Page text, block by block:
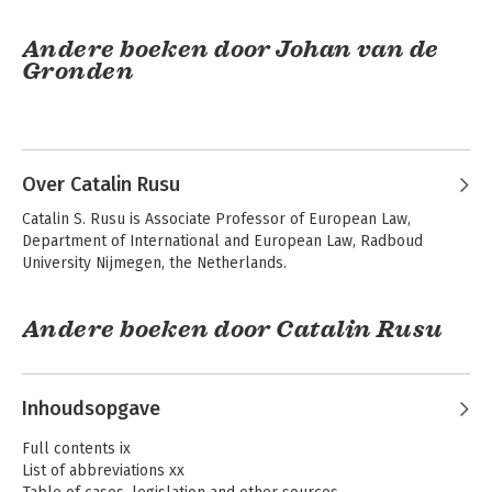
Andere boeken door Johan van de
Gronden
Over Catalin Rusu
Catalin S. Rusu is Associate Professor of European Law,
Department of International and European Law, Radboud
University Nijmegen, the Netherlands.
Andere boeken door Catalin Rusu
Inhoudsopgave
Full contents ix
List of abbreviations xx